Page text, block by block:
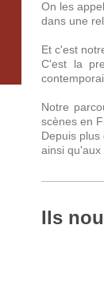
On les
dans une
Et c'est
C'est la
Notre
scènes en
Depuis
ainsi qu'aux
Ils